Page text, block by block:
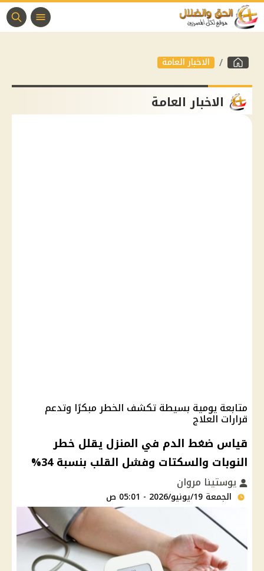
الاخبار العامة
الاخبار العامة
متابعة يومية بسيطة تكشف الخطر مبكرًا وتدعم
قرارات العلاج
قياس ضغط الدم في المنزل يقلل خطر
النوبات والسكتات وفشل القلب بنسبة 34%
يوستينا مروان
الجمعة 19/يونيو/2026 - 05:01 ص